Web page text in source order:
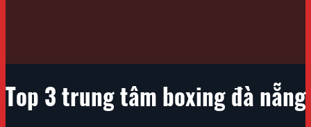
Top 3 trung tâm boxing đà nẵng